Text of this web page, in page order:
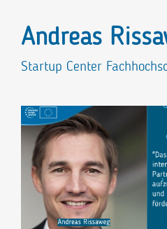
Andreas
Startup Center